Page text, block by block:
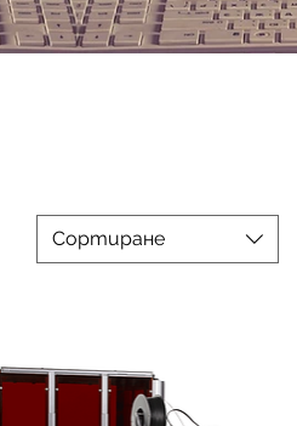
Сортиране